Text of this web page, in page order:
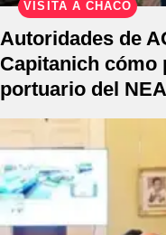
VISITA A CHACO
Autoridades de
Capitanich cómo
portuario del NEA